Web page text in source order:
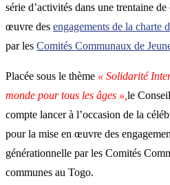
série d’activités dans une trentaine
œuvre des engagements de la charte
par les Comités Communaux de
Placée sous le thème « Solidarité
monde pour tous les âges », le
compte lancer à l’occasion de la
pour la mise en œuvre des
générationnelle par les Comités
communes au Togo.